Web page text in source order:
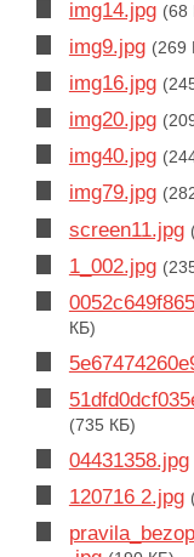
img14.jpg (68
img9.jpg (269
img16.jpg
img20.jpg
img40.jpg
img79.jpg
screen11.jpg
1_002.jpg
КБ)
(735 КБ)
04431358.jpg
120716 2.jpg